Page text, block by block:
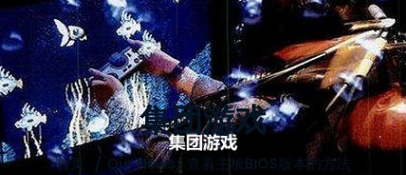
集团游戏
首页 Our News/ 查看主板BIOS版本的方法